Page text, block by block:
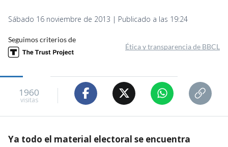
Sábado 16 noviembre de 2013 | Publicado a las 19:24
Seguimos criterios de
Ética y transparencia de BBCL
1960
visitas
Ya todo el material electoral se encuentra